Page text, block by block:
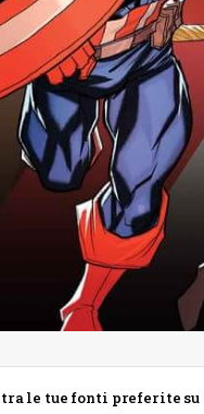
le tue fonti preferite su